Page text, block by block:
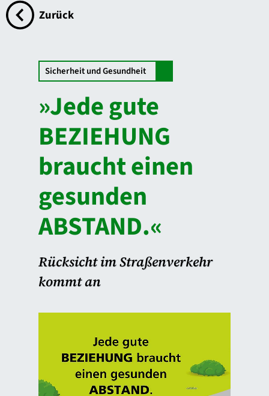
Zurück
zur Übersichtsseite
Sicherheit und Gesundheit
»Jede gute
BEZIEHUNG
braucht einen
gesunden
ABSTAND.«
Rücksicht im Straßenverkehr
kommt an